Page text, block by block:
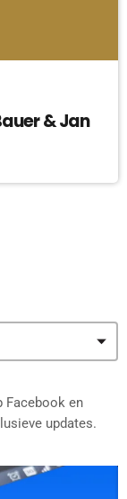
& Jan
Facebook en
updates.